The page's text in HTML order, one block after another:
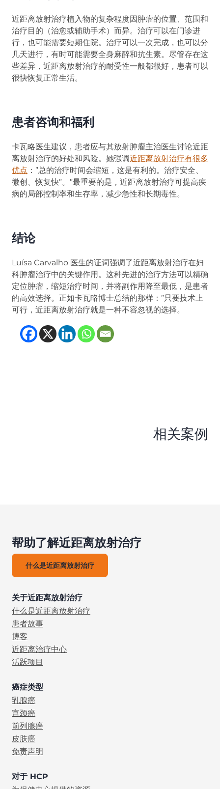
近距离放射治疗植入物的复杂程度因肿瘤的位置、范围和
治疗目的（治愈或辅助手术）而异。治疗可以在门诊进
行，也可能需要短期住院。治疗可以一次完成，也可以分
几天进行，有时可能需要全身麻醉和抗生素。尽管存在这
些差异，近距离放射治疗的耐受性一般都很好，患者可以
很快恢复正常生活。
患者咨询和福利
卡瓦略医生建议，患者应与其放射肿瘤主治医生讨论近距
离放射治疗的好处和风险。她强调近距离放射治疗有很多
优点 ：”总的治疗时间会缩短，这是有利的。治疗安全、
微创、恢复快”。”最重要的是，近距离放射治疗可提高疾
病的局部控制率和生存率，减少急性和长期毒性。
结论
Luísa Carvalho 医生的证词强调了近距离放射治疗在妇
科肿瘤治疗中的关键作用。这种先进的治疗方法可以精确
定位肿瘤，缩短治疗时间，并将副作用降至最低，是患者
的高效选择。正如卡瓦略博士总结的那样：”只要技术上
可行，近距离放射治疗就是一种不容忽视的选择。
(opens in new tab)
(opens in new tab)
(opens in new
(opens in new
相关案例
帮助了解近距离放射治疗
什么是近距离放射治疗
关于近距离放射治疗
什么是近距离放射治疗
患者故事
博客
近距离治疗中心
活跃项目
癌症类型
乳腺癌
宫颈癌
前列腺癌
皮肤癌
免责声明
对于 HCP